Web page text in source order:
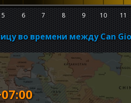
5 6 7 8 9 10 11
во времени между Can